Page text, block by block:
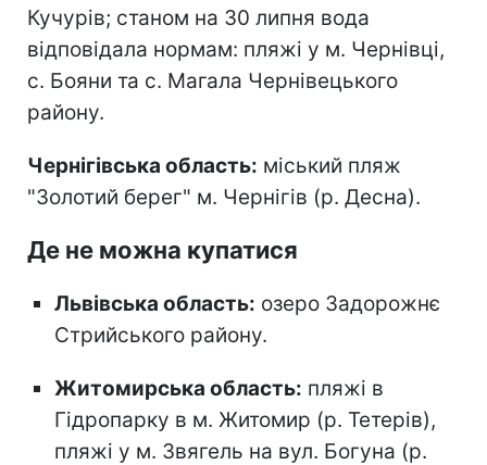
Кучурів; станом на 30 липня вода
відповідала нормам: пляжі у м. Чернівці,
с. Бояни та с. Магала Чернівецького
району.
Чернігівська область: міський пляж
"Золотий берег" м. Чернігів (р. Десна).
Де не можна купатися
Львівська область: озеро Задорожнє
Стрийського району.
Житомирська область: пляжі в
Гідропарку в м. Житомир (р. Тетерів),
пляжі у м. Звягель на вул. Богуна (р.